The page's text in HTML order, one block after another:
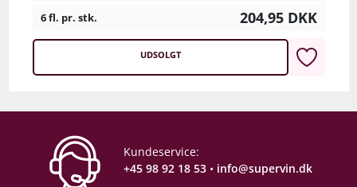
6 fl. pr. stk. 204,95 DKK
UDSOLGT
Kundeservice:
+45 98 92 18 53 • info@supervin.dk